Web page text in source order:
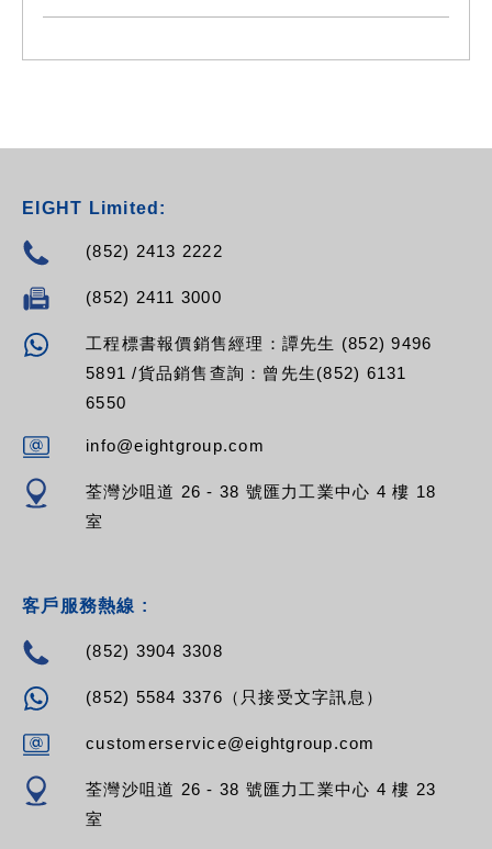
EIGHT Limited:
(852) 2413 2222
(852) 2411 3000
工程標書報價銷售經理：譚先生 (852) 9496
5891 /貨品銷售查詢：曾先生(852) 6131
6550
info@eightgroup.com
荃灣沙咀道 26 - 38 號匯力工業中心 4 樓 18
室
客戶服務熱線 :
(852) 3904 3308
(852) 5584 3376（只接受文字訊息）
customerservice@eightgroup.com
荃灣沙咀道 26 - 38 號匯力工業中心 4 樓 23
室